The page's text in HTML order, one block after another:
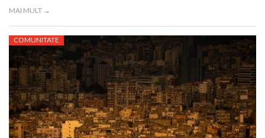
MAI MULT →
COMUNITATE